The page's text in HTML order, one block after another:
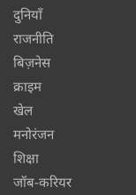
दुनियाँ
राजनीति
बिज़नेस
क्राइम
खेल
मनोरंजन
शिक्षा
जॉब-करियर